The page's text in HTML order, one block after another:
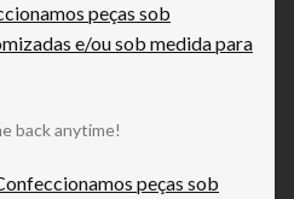
peças sob
e/ou sob medida para
back anytime!
peças sob